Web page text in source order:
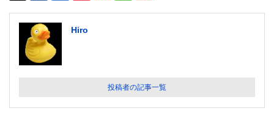
Hiro
投稿者の記事一覧